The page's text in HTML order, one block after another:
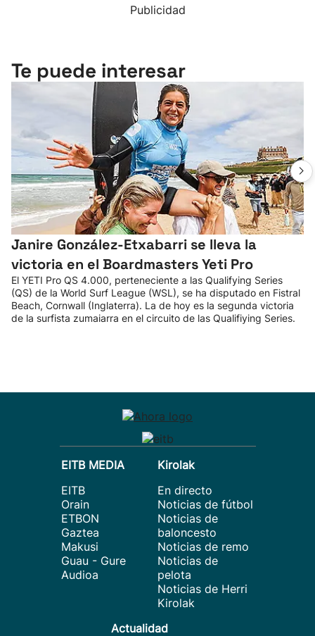
Publicidad
Te puede interesar
Janire González-Etxabarri se lleva la
victoria en el Boardmasters Yeti Pro
El YETI Pro QS 4.000, perteneciente a las Qualifying Series
(QS) de la World Surf League (WSL), se ha disputado en Fistral
Beach, Cornwall (Inglaterra). La de hoy es la segunda victoria
de la surfista zumaiarra en el circuito de las Qualifiying Series.
EITB MEDIA
EITB
Orain
ETBON
Gaztea
Makusi
Guau - Gure
Audioa
Kirolak
En directo
Noticias de fútbol
Noticias de
baloncesto
Noticias de remo
Noticias de
pelota
Noticias de Herri
Kirolak
Actualidad